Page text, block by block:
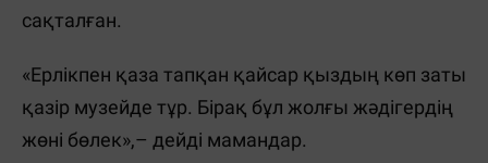
сақталған.
«Ерлікпен қаза тапқан қайсар қыздың көп заты
қазір музейде тұр. Бірақ бұл жолғы жәдігердің
жөні бөлек»,– дейді мамандар.